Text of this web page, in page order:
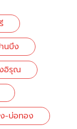
นบึง
อิรุณ
-บ่อทอง